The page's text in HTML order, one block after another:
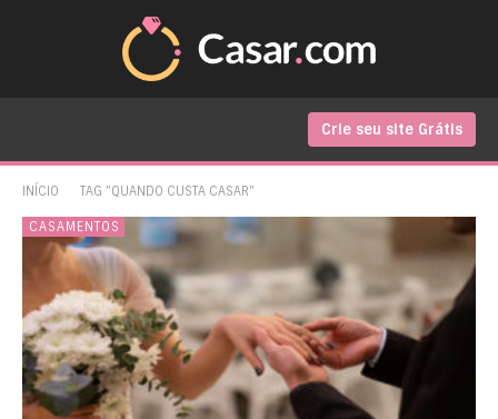
Crie seu site Grátis
INÍCIO TAG "QUANDO CUSTA CASAR"
CASAMENTOS